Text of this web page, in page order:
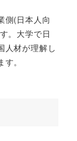
側(日本人向
。大学で日
人材が理解し
。